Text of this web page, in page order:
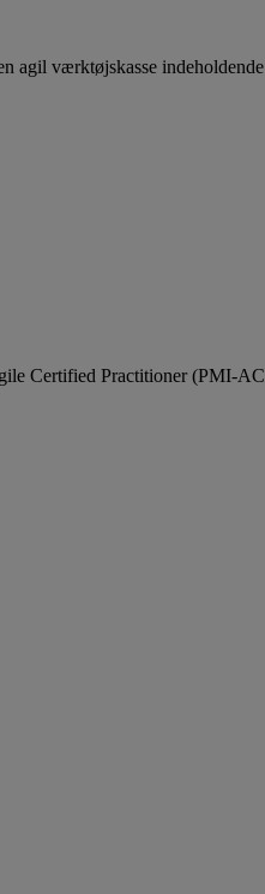
agil værktøjskasse
Certified Practitioner (PMI-